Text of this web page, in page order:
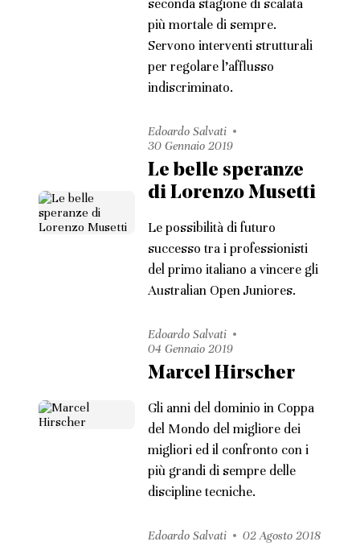
seconda stagione di scalata
più mortale di sempre.
Servono interventi strutturali
per regolare l’afflusso
indiscriminato.
Edoardo Salvati
30 Gennaio 2019
Le belle speranze
di Lorenzo Musetti
Le possibilità di futuro
successo tra i professionisti
del primo italiano a vincere gli
Australian Open Juniores.
Edoardo Salvati
04 Gennaio 2019
Marcel Hirscher
Gli anni del dominio in Coppa
del Mondo del migliore dei
migliori ed il confronto con i
più grandi di sempre delle
discipline tecniche.
Edoardo Salvati 02 Agosto 2018